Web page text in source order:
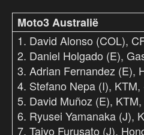
Moto3 Australië
1. David Alonso (COL),
2. Daniel Holgado (E),
3. Adrian Fernandez (E),
4. Stefano Nepa (I), KTM,
5. David Muñoz (E),
6. Ryusei Yamanaka (J),
7. Taiyo Furusato (J),